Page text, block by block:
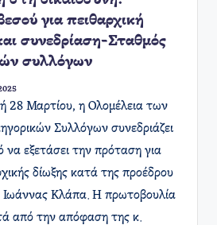
για πειθαρχική
συνεδρίαση-Σταθμός
συλλόγων
28 Μαρτίου, η Ολομέλεια των
Συλλόγων συνεδριάζει
εξετάσει την πρόταση για
δίωξης κατά της προέδρου
Ιωάννας Κλάπα. Η πρωτοβουλία
από την απόφαση της κ.